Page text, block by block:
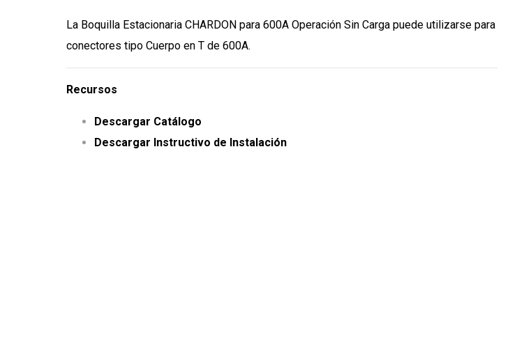
La Boquilla Estacionaria CHARDON para 600A Operación Sin Carga puede utilizarse para
conectores tipo Cuerpo en T de 600A.
Recursos
Descargar Catálogo
Descargar Instructivo de Instalación